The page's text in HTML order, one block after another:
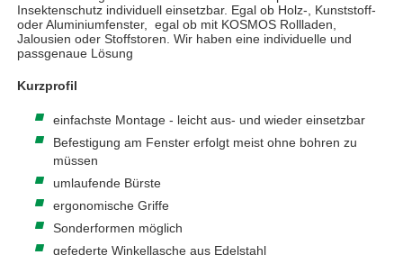
Insektenschutz individuell einsetzbar. Egal ob Holz-, Kunststoff-
oder Aluminiumfenster, egal ob mit KOSMOS Rollladen,
Jalousien oder Stoffstoren. Wir haben eine individuelle und
passgenaue Lösung
Kurzprofil
einfachste Montage - leicht aus- und wieder einsetzbar
Befestigung am Fenster erfolgt meist ohne bohren zu
müssen
umlaufende Bürste
ergonomische Griffe
Sonderformen möglich
gefederte Winkellasche aus Edelstahl